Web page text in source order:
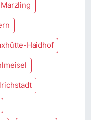
Marzling
Haidhof